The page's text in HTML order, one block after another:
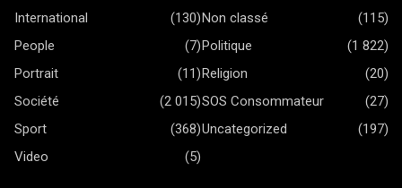
International
(130)Non classé
(115)
People
(7)Politique
(1 822)
Portrait
(11)Religion
(20)
Société
(2 015)SOS Consommateur
(27)
Sport
(368)Uncategorized
(197)
Video
(5)